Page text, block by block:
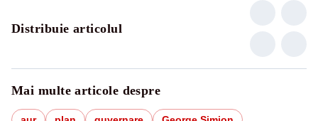
Distribuie articolul
Mai multe articole despre